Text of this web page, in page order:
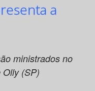
a
ministrados no
(SP)